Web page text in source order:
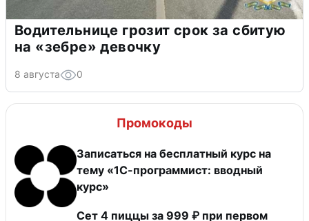
Водительнице грозит срок за сбитую
на «зебре» девочку
8 августа 0
Промокоды
Записаться на бесплатный курс на
тему «1С-программист: вводный
курс»
Сет 4 пиццы за 999 ₽ при первом